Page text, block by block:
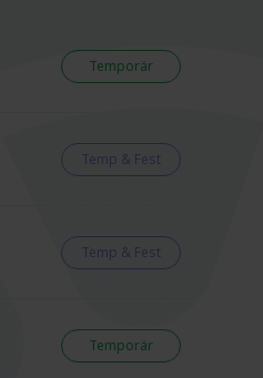
Temporär
Temp & Fest
Temp & Fest
Temporär